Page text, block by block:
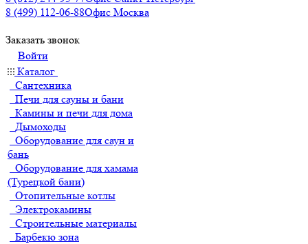
8 (499) 112-06-88Офис Москва
Заказать звонок
Войти
Каталог
Сантехника
Печи для сауны и бани
Камины и печи для дома
Дымоходы
Оборудование для саун и
бань
Оборудование для хамама
(Турецкой бани)
Отопительные котлы
Электрокамины
Строительные материалы
Барбекю зона